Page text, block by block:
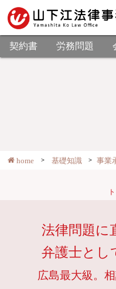
契約書 労務問題
home 基礎知識 事業
法律問題に
弁護士とし
広島最大級。